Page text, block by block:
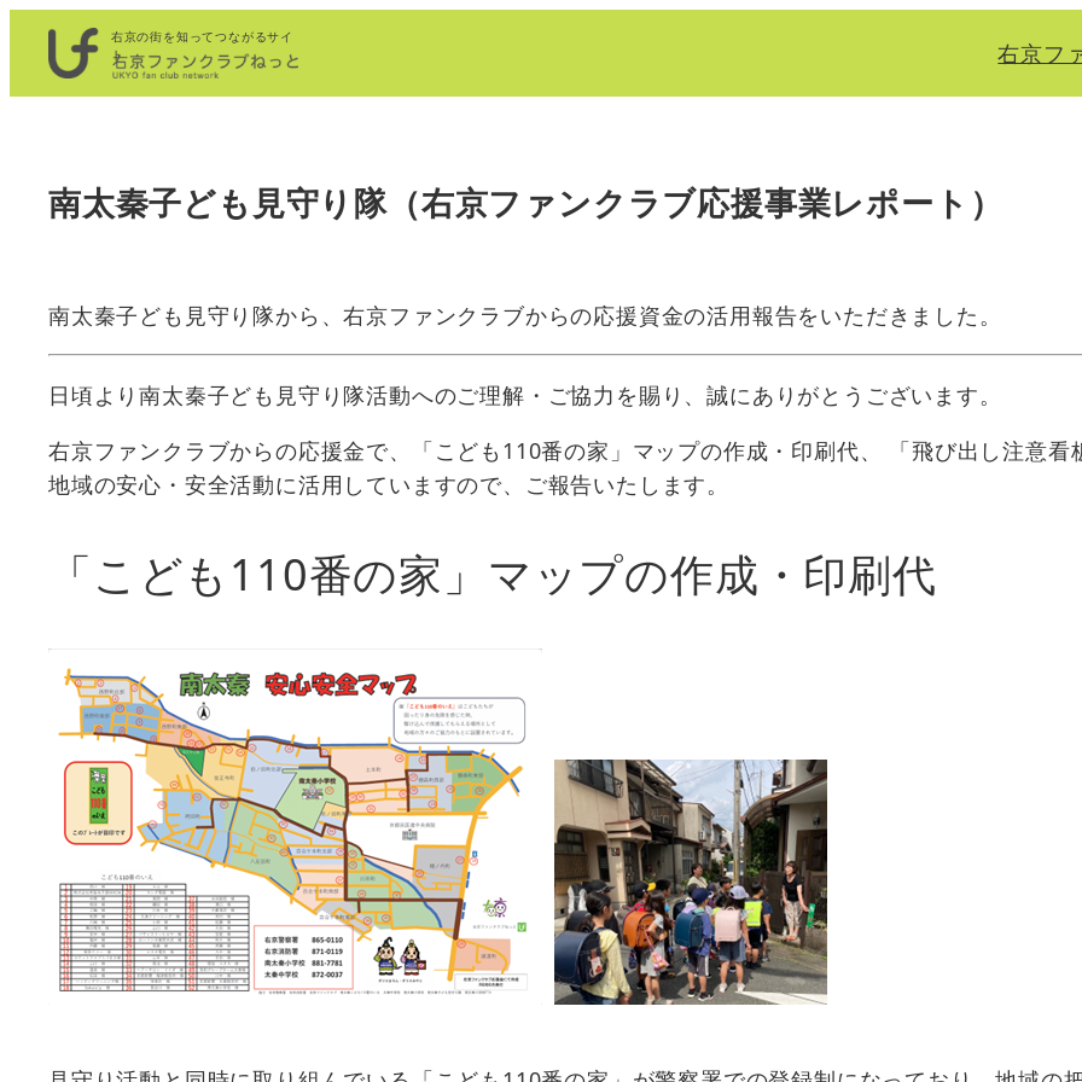
を
右京の街を知ってつながるサイ
ト
右京フ
南太秦子ども見守り隊（右京ファンクラブ応援事業レポート）
南太秦子ども見守り隊から、右京ファンクラブからの応援資金の活用報告をいただきました。
日頃より南太秦子ども見守り隊活動へのご理解・ご協力を賜り、誠にありがとうございます。
右京ファンクラブからの応援金で、「こども110番の家」マップの作成・印刷代、 「飛び出し注意
地域の安心・安全活動に活用していますので、ご報告いたします。
「こども110番の家」マップの作成・印刷代